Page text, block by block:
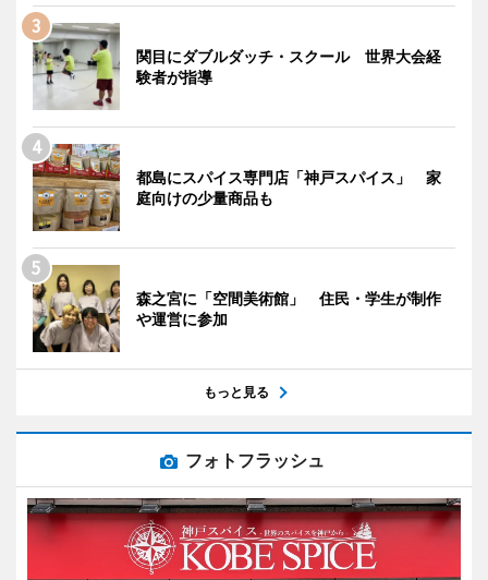
関目にダブルダッチ・スクール 世界大会経
験者が指導
都島にスパイス専門店「神戸スパイス」 家
庭向けの少量商品も
森之宮に「空間美術館」 住民・学生が制作
や運営に参加
もっと見る
フォトフラッシュ